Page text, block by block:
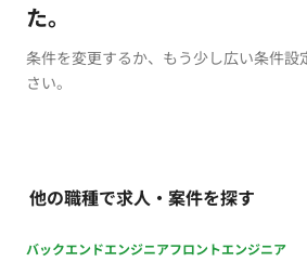
た。
条件を変更するか、もう少し広い条件設
さい。
他の職種で求人・案件を探す
バックエンドエンジニアフロントエンジニア